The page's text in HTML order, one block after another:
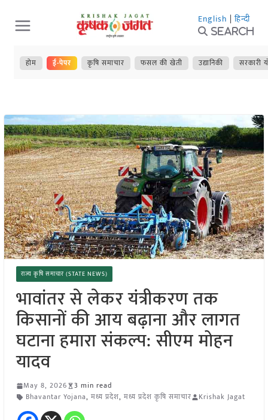
Skip
to
content
English | हिन्दी
Search
होम ई-पेपर कृषि समाचार फसल की खेती उद्यानिकी सरकारी
राज्य कृषि समाचार (STATE NEWS)
भावांतर से लेकर यंत्रीकरण तक
किसानों की आय बढ़ाना और लागत
घटाना हमारा संकल्प: सीएम मोहन
यादव
May 8, 2026
3 min read
Bhavantar Yojana, मध्य प्रदेश, मध्य प्रदेश कृषि समाचार Krishak Jagat